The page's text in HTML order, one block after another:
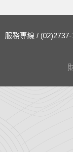
服務專線 / (02)2737-